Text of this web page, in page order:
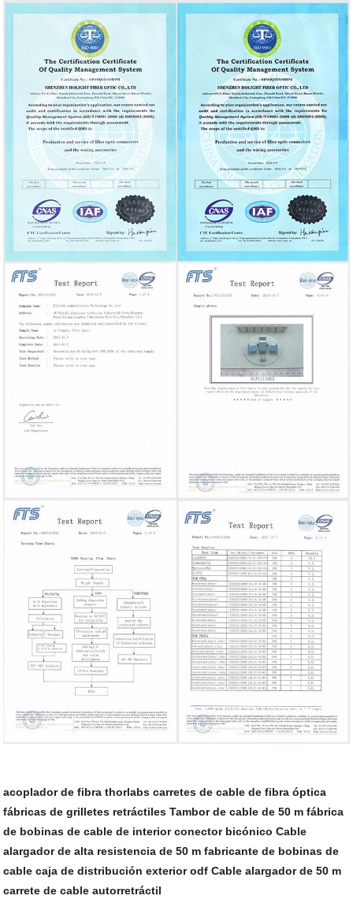
acoplador de fibra thorlabs carretes de cable de fibra óptica
fábricas de grilletes retráctiles Tambor de cable de 50 m fábrica
de bobinas de cable de interior conector bicónico Cable
alargador de alta resistencia de 50 m fabricante de bobinas de
cable caja de distribución exterior odf Cable alargador de 50 m
carrete de cable autorretráctil